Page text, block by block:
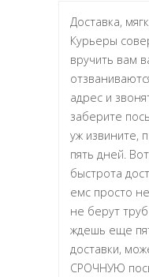
Доставка,
Курьеры
вручить вам
адрес и
заберите
уж извините,
пять дней.
быстрота
емс просто
не берут
ждешь еще
доставки,
СРОЧНУЮ